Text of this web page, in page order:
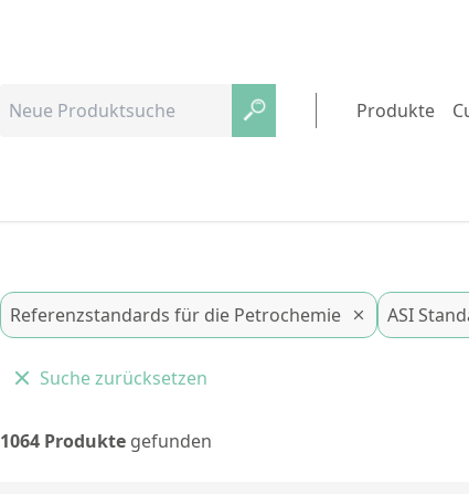
Produkte
Referenzstandards für die Petrochemie ASI
Suche zurücksetzen
1064 Produkte gefunden